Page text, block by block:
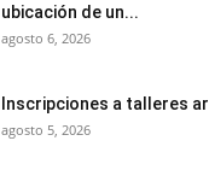
ubicación de un...
agosto 6, 2026
Inscripciones a talleres
agosto 5, 2026